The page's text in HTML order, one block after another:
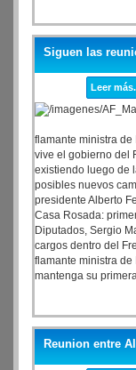
Siguen las
Leer
flamante ministra
vive el gobierno del
existiendo luego de
posibles nuevos
presidente Alberto
Casa Rosada:
Diputados, Sergio
cargos dentro del
flamante ministra
mantenga su
Reunion entre